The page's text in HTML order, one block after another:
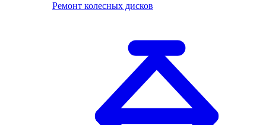
Ремонт колесных дисков